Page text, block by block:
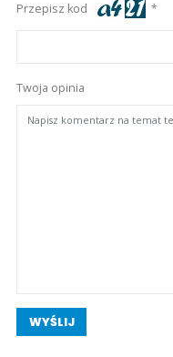
Przepisz kod
Twoja opinia
WYŚLIJ